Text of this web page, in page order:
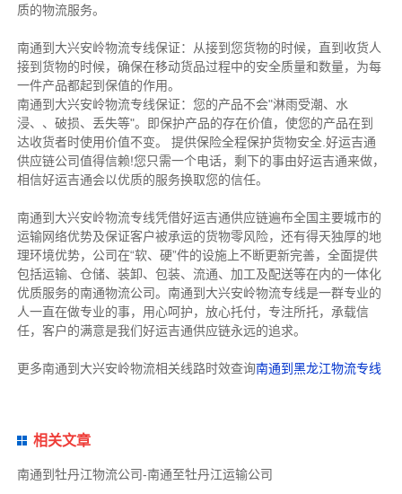
质的物流服务。
南通到大兴安岭物流专线保证：从接到您货物的时候，直到收货人
接到货物的时候，确保在移动货品过程中的安全质量和数量，为每
一件产品都起到保值的作用。
南通到大兴安岭物流专线保证：您的产品不会"淋雨受潮、水
浸、、破损、丢失等"。即保护产品的存在价值，使您的产品在到
达收货者时使用价值不变。 提供保险全程保护货物安全.好运吉通
供应链公司值得信赖!您只需一个电话，剩下的事由好运吉通来做，
相信好运吉通会以优质的服务换取您的信任。
南通到大兴安岭物流专线凭借好运吉通供应链遍布全国主要城市的
运输网络优势及保证客户被承运的货物零风险，还有得天独厚的地
理环境优势，公司在“软、硬”件的设施上不断更新完善，全面提供
包括运输、仓储、装卸、包装、流通、加工及配送等在内的一体化
优质服务的南通物流公司。 南通到大兴安岭物流专线是一群专业的
人一直在做专业的事，用心呵护，放心托付，专注所托，承载信
任，客户的满意是我们好运吉通供应链永远的追求。
更多南通到大兴安岭物流相关线路时效查询南通到黑龙江物流专线
相关文章
南通到牡丹江物流公司-南通至牡丹江运输公司